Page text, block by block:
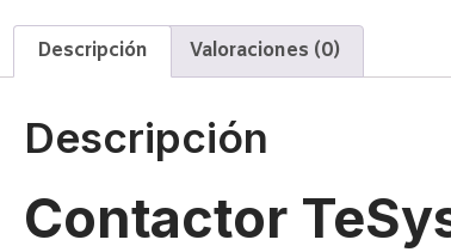
Descripción Valoraciones (0)
Descripción
Contactor